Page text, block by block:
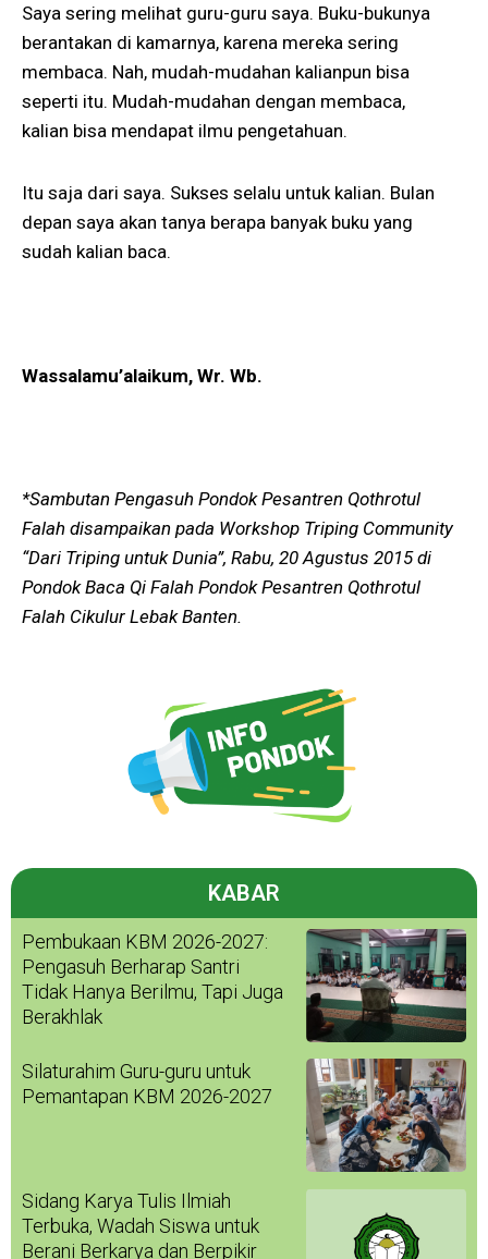
Saya sering melihat guru-guru saya. Buku-bukunya
berantakan di kamarnya, karena mereka sering
membaca. Nah, mudah-mudahan kalianpun bisa
seperti itu. Mudah-mudahan dengan membaca,
kalian bisa mendapat ilmu pengetahuan.
Itu saja dari saya. Sukses selalu untuk kalian. Bulan
depan saya akan tanya berapa banyak buku yang
sudah kalian baca.
Wassalamu’alaikum, Wr. Wb.
*Sambutan Pengasuh Pondok Pesantren Qothrotul
Falah disampaikan pada Workshop Triping Community
“Dari Triping untuk Dunia”, Rabu, 20 Agustus 2015 di
Pondok Baca Qi Falah Pondok Pesantren Qothrotul
Falah Cikulur Lebak Banten.
KABAR
Pembukaan KBM 2026-2027:
Pengasuh Berharap Santri
Tidak Hanya Berilmu, Tapi Juga
Berakhlak
Silaturahim Guru-guru untuk
Pemantapan KBM 2026-2027
Sidang Karya Tulis Ilmiah
Terbuka, Wadah Siswa untuk
Berani Berkarya dan Berpikir